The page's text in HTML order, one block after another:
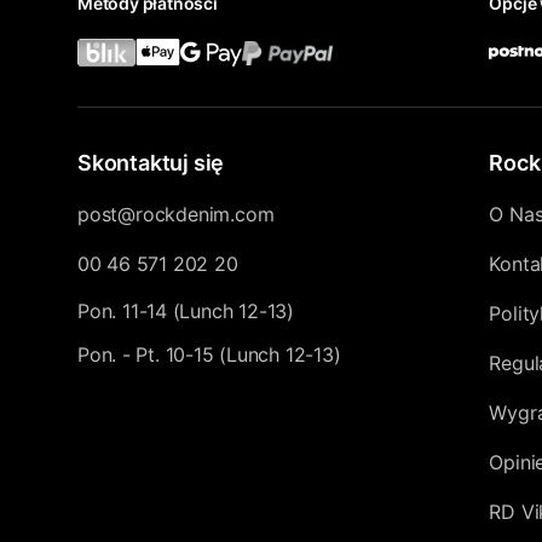
Skontaktuj się
post@rockdenim.com
00 46 571 202 20
Pon. 11-14 (Lunch 12-13)
Pon. - Pt. 10-15 (Lunch 12-13)
O
RD